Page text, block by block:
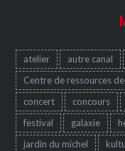
atelier autre canal
Centre de ressources
concert
concours
festival
galaxie
jardin du michel